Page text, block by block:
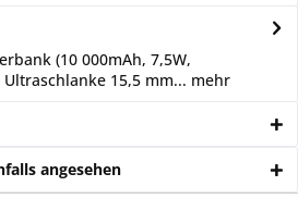
(10 000mAh, 7,5W,
15,5 mm... mehr
angesehen